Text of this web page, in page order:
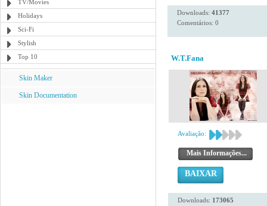
TV/Movies
Holidays
Sci-Fi
Stylish
Top 10
Skin Maker
Skin Documentation
Downloads: 41377
Comentários: 0
W.T.Fana
Avaliação:
Mais Informações...
BAIXAR
Downloads: 173065